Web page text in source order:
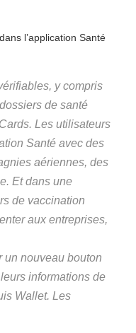
l’application Santé
y compris
de santé
Les utilisateurs
Santé avec des
aériennes, des
Et dans une
de vaccination
aux entreprises,
un nouveau bouton
informations de
Wallet. Les